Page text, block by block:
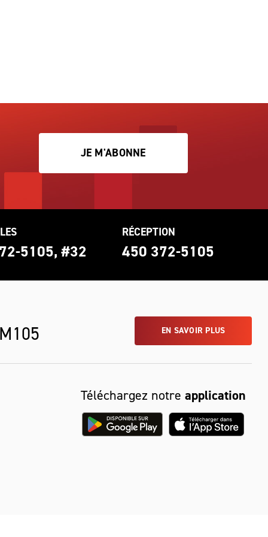
JE M'ABONNE
5105, #32
RÉCEPTION
450 372-5105
EN SAVOIR PLUS
Téléchargez notre application